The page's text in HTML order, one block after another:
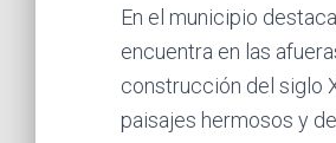
En el municipio
encuentra en las
construcción del siglo
paisajes hermosos y